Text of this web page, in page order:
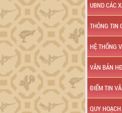
UBND CÁC
THÔNG TIN
HỆ THỐNG
VĂN BẢN
ĐIỂM TIN
QUY